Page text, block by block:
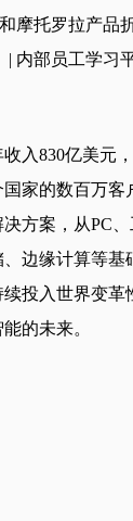
摩托罗拉产品
| 内部员工学习
入830亿美元
国家的数百万
方案，从PC
边缘计算等基
投入世界变革
的未来。